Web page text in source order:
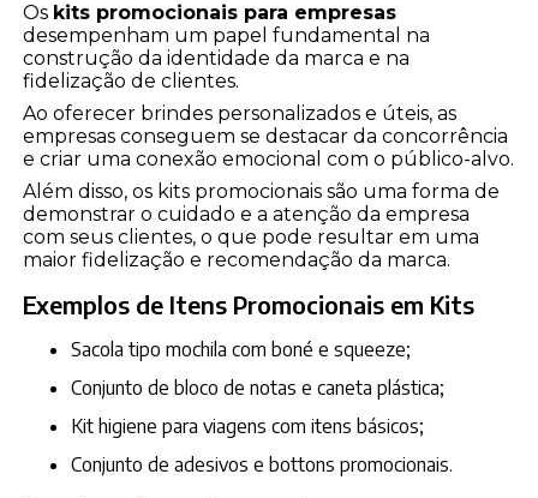
Os kits promocionais para empresas
desempenham um papel fundamental na
construção da identidade da marca e na
fidelização de clientes.
Ao oferecer brindes personalizados e úteis, as
empresas conseguem se destacar da concorrência
e criar uma conexão emocional com o público-alvo.
Além disso, os kits promocionais são uma forma de
demonstrar o cuidado e a atenção da empresa
com seus clientes, o que pode resultar em uma
maior fidelização e recomendação da marca.
Exemplos de Itens Promocionais em Kits
Sacola tipo mochila com boné e squeeze;
Conjunto de bloco de notas e caneta plástica;
Kit higiene para viagens com itens básicos;
Conjunto de adesivos e bottons promocionais.